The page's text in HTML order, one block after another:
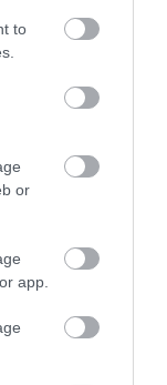
to
or
app.
nem a
tudja befolyásolni
vízállás